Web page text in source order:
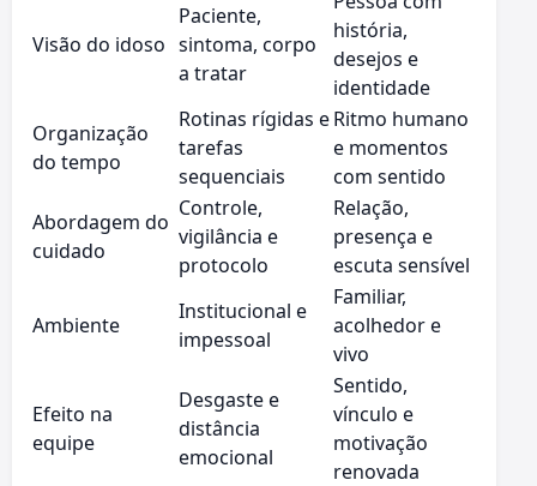
Visão do idoso
Paciente,
sintoma, corpo
a tratar
história,
desejos e
identidade
Organização
do tempo
Rotinas rígidas e
tarefas
sequenciais
Ritmo humano
e momentos
com sentido
Abordagem do
cuidado
Controle,
vigilância e
protocolo
Relação,
presença e
escuta sensível
Ambiente
Institucional e
impessoal
Familiar,
acolhedor e
vivo
Efeito na
equipe
Desgaste e
distância
emocional
Sentido,
vínculo e
motivação
renovada